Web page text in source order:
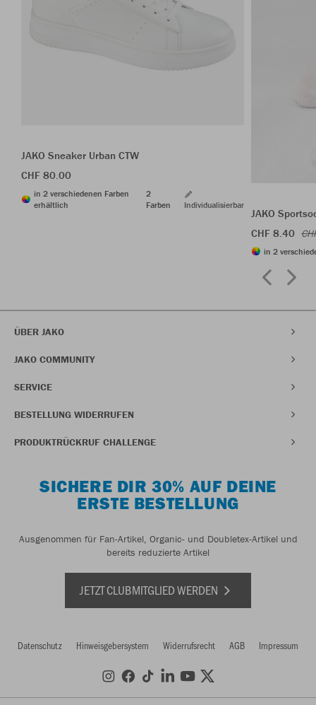
JAKO Sneaker Urban CTW
CHF 80.00
in 2 verschiedenen Farben
erhältlich
2
Farben
Individualisierbar
JAKO
CHF 8.40
in 2
ÜBER JAKO
JAKO COMMUNITY
SERVICE
BESTELLUNG WIDERRUFEN
PRODUKTRÜCKRUF CHALLENGE
SICHERE DIR 30% AUF DEINE
ERSTE BESTELLUNG
Ausgenommen für Fan-Artikel, Organic- und Doubletex-Artikel und
bereits reduzierte Artikel
JETZT CLUBMITGLIED WERDEN
Datenschutz Hinweisgebersystem Widerrufsrecht AGB Impressum